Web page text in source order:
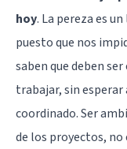
hoy. La pereza es
puesto que nos
saben que deben
trabajar, sin
coordinado. Ser
de los proyectos,